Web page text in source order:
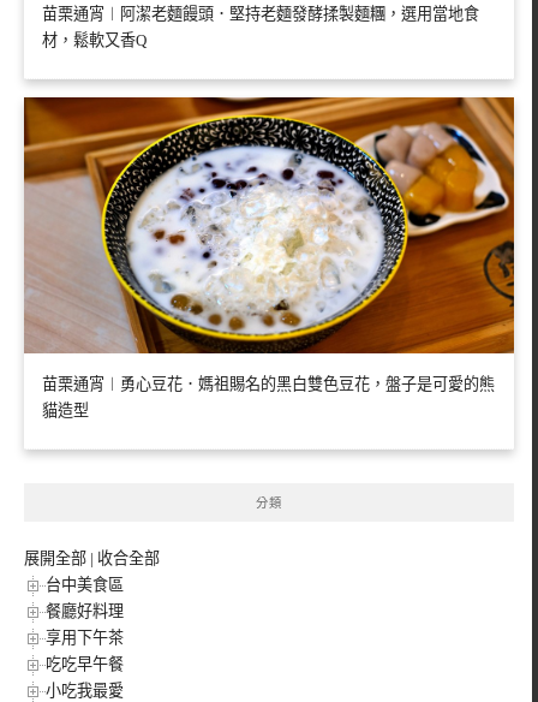
苗栗通宵︱阿潔老麵饅頭．堅持老麵發酵揉製麵糰，選用當地食
材，鬆軟又香Q
苗栗通宵︱勇心豆花．媽祖賜名的黑白雙色豆花，盤子是可愛的熊
貓造型
分類
展開全部 | 收合全部
台中美食區
餐廳好料理
享用下午茶
吃吃早午餐
小吃我最愛